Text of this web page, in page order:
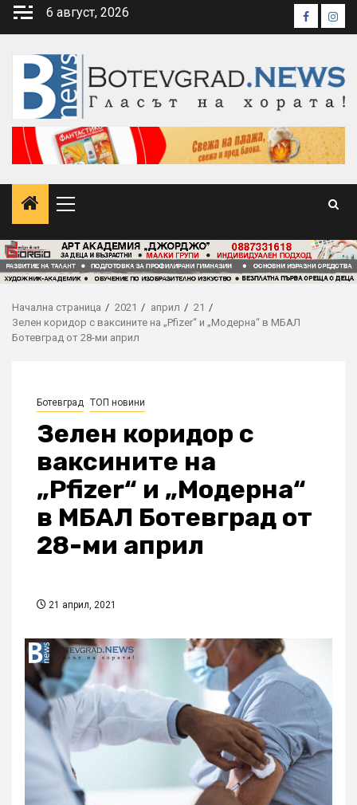
Skip
6 август, 2026 Facebook
Primary
Начална страница 2021 април
21
Зелен коридор с ваксините на „Pfizer“ и „Модерна“ в МБАЛ
Ботевград от 28-ми април
Ботевград ТОП новини
Зелен коридор с
ваксините на
„Pfizer“ и „Модерна“
в МБАЛ Ботевград от
28-ми април
21 април, 2021